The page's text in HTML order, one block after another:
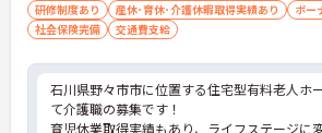
研修制度あり
産休･育休･介護休暇取得実績あり
ボー
社会保険完備
交通費支給
石川県野々市市に位置する住宅型有料老人ホ
て介護職の募集です！
育児休業取得実績もあり、ライフステージに